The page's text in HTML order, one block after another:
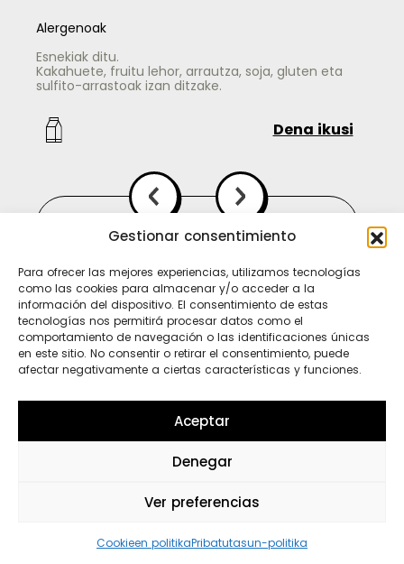
Gestionar consentimiento
Para ofrecer las mejores experiencias, utilizamos tecnologías
como las cookies para almacenar y/o acceder a la
información del dispositivo. El consentimiento de estas
tecnologías nos permitirá procesar datos como el
comportamiento de navegación o las identificaciones únicas
en este sitio. No consentir o retirar el consentimiento, puede
afectar negativamente a ciertas características y funciones.
Aceptar
Denegar
Ver preferencias
Cookieen politikaPribatutasun-politika
Alergenoak
Esnekiak ditu.
Kakahuete, fruitu lehor, arrautza, soja, gluten eta
sulfito-arrastoak izan ditzake.
Dena ikusi
Porque no hay loco sin polo ni polo sin